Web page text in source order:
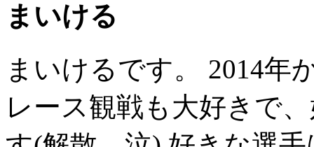
まいける
まいけるです。 2014年
レース観戦も大好きで